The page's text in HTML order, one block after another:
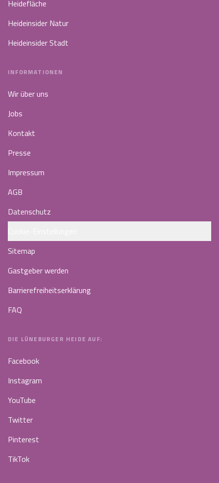
Heidefläche
Heideinsider Natur
Heideinsider Stadt
INFORMATIONEN
Wir über uns
Jobs
Kontakt
Presse
Impressum
AGB
Datenschutz
Sitemap
Gastgeber werden
Barrierefreiheitserklärung
FAQ
DIE LÜNEBURGER HEIDE AUF:
Facebook
Instagram
YouTube
Twitter
Pinterest
TikTok